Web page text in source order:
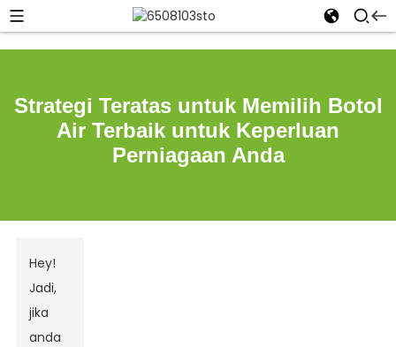
Strategi Teratas untuk Memilih Botol
Air Terbaik untuk Keperluan
Perniagaan Anda
Hey!
Jadi,
jika
anda